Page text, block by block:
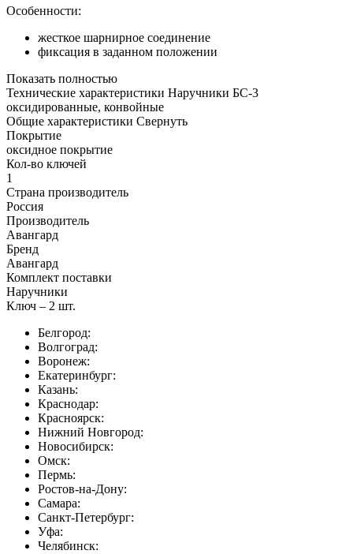
Особенности:
жесткое шарнирное соединение
фиксация в заданном положении
Показать полностью
Технические характеристики Наручники БС-3
оксидированные, конвойные
Общие характеристики Свернуть
Покрытие
оксидное покрытие
Кол-во ключей
1
Страна производитель
Россия
Производитель
Авангард
Бренд
Авангард
Комплект поставки
Наручники
Ключ – 2 шт.
Белгород:
Волгоград:
Воронеж:
Екатеринбург:
Казань:
Краснодар:
Красноярск:
Нижний Новгород:
Новосибирск:
Омск:
Пермь:
Ростов-на-Дону:
Самара:
Санкт-Петербург:
Уфа:
Челябинск: